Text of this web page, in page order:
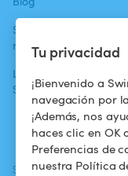
Tu privacidad
¡Bienvenido a
navegación por
¡Además, nos
haces clic en OK
Preferencias de
nuestra Política
Swimmy en los
medios
La aventura
Swimmy
SÍGUENOS